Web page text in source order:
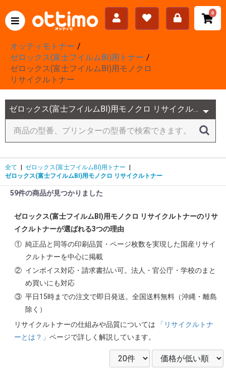
0
オッティモトナー
ゼロックス(富士フイルムBI)用トナー
ゼロックス(富士フイルムBI)用モノクロ
リサイクルトナー
全て | ゼロックス(富士フイルムBI)用トナー |
ゼロックス(富士フイルムBI)用モノクロ リサイクルトナー
59件の商品が見つかりました
ゼロックス(富士フイルムBI)用モノクロ リサイクルトナーのリサ
イクルトナーが選ばれる3つの理由
① 純正品と同等の印刷品質・ページ枚数を実現した国産リサイ
クルトナーを中心に掲載
② インボイス対応・請求書払い可。法人・官公庁・学校のまと
め買いにも対応
③ 平日15時までの注文で即日発送。全国送料無料（沖縄・離島
除く）
リサイクルトナーの仕組みや品質については
「リサイクルトナ
ーとは？」 ページで詳しく解説しています。